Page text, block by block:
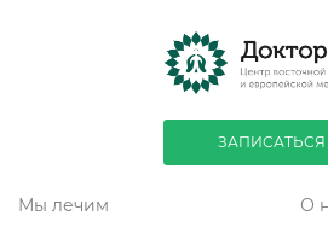
ЗАПИСАТЬСЯ
Мы лечим
О